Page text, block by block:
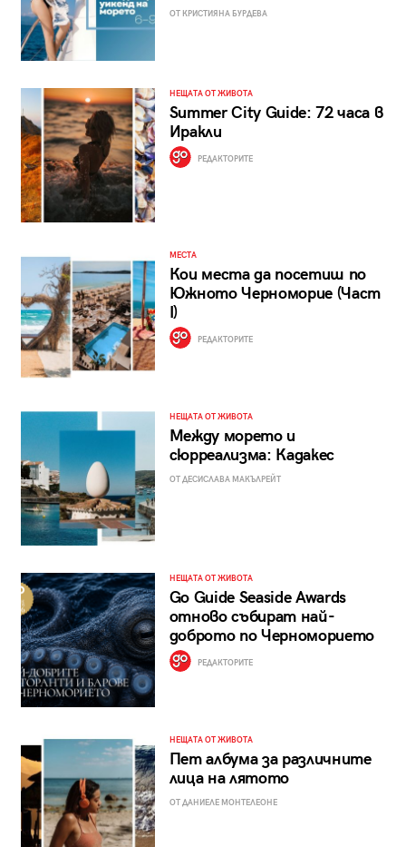
ОТ КРИСТИЯНА БУРДЕВА
НЕЩАТА ОТ ЖИВОТА
Summer City Guide: 72 часа в
Иракли
РЕДАКТОРИТЕ
МЕСТА
Кои места да посетиш по
Южното Черноморие (Част
I)
РЕДАКТОРИТЕ
НЕЩАТА ОТ ЖИВОТА
Между морето и
сюрреализма: Кадакес
ОТ ДЕСИСЛАВА МАКЪЛРЕЙТ
НЕЩАТА ОТ ЖИВОТА
Go Guide Seaside Awards
отново събират най-
доброто по Черноморието
РЕДАКТОРИТЕ
НЕЩАТА ОТ ЖИВОТА
Пет албума за различните
лица на лятото
ОТ ДАНИЕЛЕ МОНТЕЛЕОНЕ